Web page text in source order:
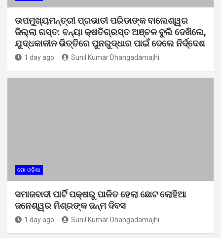
ଉପମୁଖ୍ୟମନ୍ତ୍ରୀ ପ୍ରଭାତୀ ପରିଡାଙ୍କ ବାଲେଶ୍ୱର
ଜିଲ୍ଲା ଗସ୍ତ: ବନ୍ୟା କ୍ଷତିଗ୍ରସ୍ତ ଅଞ୍ଚଳ ବୁଲି ଦେଖିଲେ,
ଯୁଦ୍ଧକାଳୀନ ଭିତ୍ତିରେ ପୁନରୁଦ୍ଧାର ପାଇଁ ଦେଲେ ନିର୍ଦ୍ଦେଶ
1 day ago Sunil Kumar Dhangadamajhi
ମୋ ଓଡ଼ିଶା
ସମାଜବାଦୀ ପାର୍ଟି ପକ୍ଷରୁ ପାଳିତ ହେଲା ଛୋଟ ଲୋହିଆ
ଜନେଶ୍ୱର ମିଶ୍ରଙ୍କ ଜନ୍ମ ଦିବସ
1 day ago Sunil Kumar Dhangadamajhi